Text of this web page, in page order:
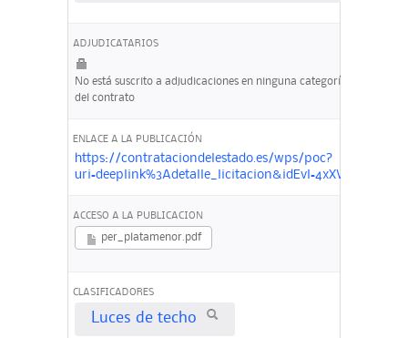
ADJUDICATARIOS
No está suscrito a adjudicaciones en ninguna categoría
del contrato
ENLACE A LA PUBLICACIÓN
https://contrataciondelestado.es/wps/poc?
ACCESO A LA PUBLICACION
per_platamenor.pdf
CLASIFICADORES
Luces de techo